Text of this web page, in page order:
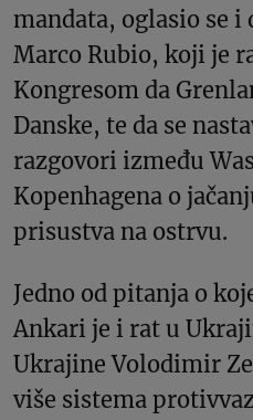
mandata, oglasio se i
Marco Rubio, koji je
Kongresom da
Danske, te da se
razgovori između
Kopenhagena o
prisustva na ostrvu.
Jedno od pitanja o
Ankari je i rat u
Ukrajine Volodimir
više sistema